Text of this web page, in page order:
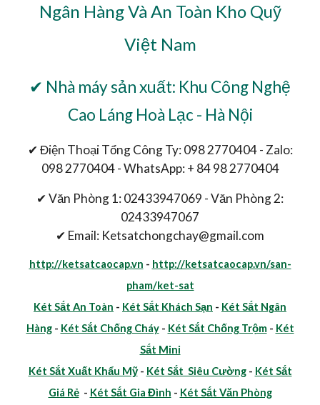
Ngân Hàng Và An Toàn Kho Quỹ
Việt Nam
✔ Nhà máy sản xuất: Khu Công Nghệ
Cao Láng Hoà Lạc - Hà Nội
✔ Điện Thoại Tổng Công Ty: 098 2770404 - Zalo:
098 2770404 - WhatsApp: + 84 98 2770404
✔ Văn Phòng 1: 02433947069 - Văn Phòng 2:
02433947067
✔ Email: Ketsatchongchay@gmail.com
http://ketsatcaocap.vn - http://ketsatcaocap.vn/san-
pham/ket-sat
Két Sắt An Toàn - Két Sắt Khách Sạn - Két Sắt Ngân
Hàng- Két Sắt Chống Cháy- Két Sắt Chống Trộm- Két
Sắt Mini
Két Sắt Xuất Khẩu Mỹ- Két Sắt Siêu Cường- Két Sắt
Giá Rẻ- Két Sắt Gia Đình - Két Sắt Văn Phòng